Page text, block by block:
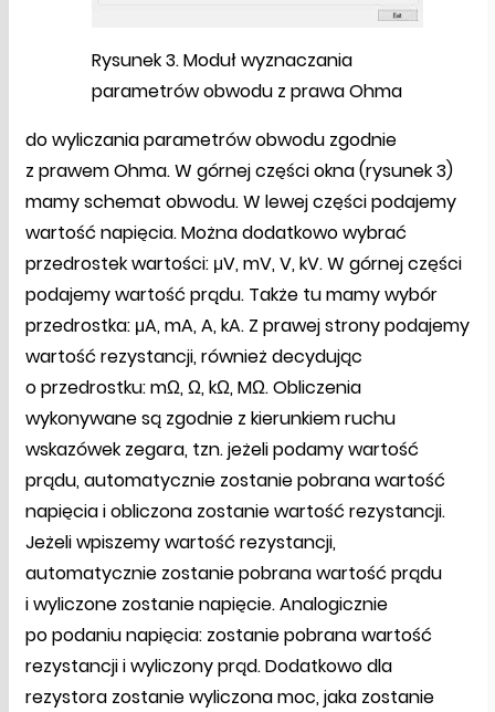
Rysunek 3. Moduł wyznaczania
parametrów obwodu z prawa Ohma
do wyliczania parametrów obwodu zgodnie
z prawem Ohma. W górnej części okna (rysunek 3)
mamy schemat obwodu. W lewej części podajemy
wartość napięcia. Można dodatkowo wybrać
przedrostek wartości: μV, mV, V, kV. W górnej części
podajemy wartość prądu. Także tu mamy wybór
przedrostka: μA, mA, A, kA. Z prawej strony podajemy
wartość rezystancji, również decydując
o przedrostku: mΩ, Ω, kΩ, MΩ. Obliczenia
wykonywane są zgodnie z kierunkiem ruchu
wskazówek zegara, tzn. jeżeli podamy wartość
prądu, automatycznie zostanie pobrana wartość
napięcia i obliczona zostanie wartość rezystancji.
Jeżeli wpiszemy wartość rezystancji,
automatycznie zostanie pobrana wartość prądu
i wyliczone zostanie napięcie. Analogicznie
po podaniu napięcia: zostanie pobrana wartość
rezystancji i wyliczony prąd. Dodatkowo dla
rezystora zostanie wyliczona moc, jaka zostanie